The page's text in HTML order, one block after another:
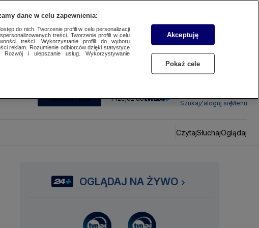
SUBSKRYBUJ Przejdź do
SzukajZaloguj sięMenu
CzytajSłuchajOglądaj
OGLĄDAJ NA ŻYWO
dane w celu zapewnienia:
do nich. Tworzenie profili w celu personalizacji
treści. Tworzenie profili w celu
treści. Wykorzystanie profili do wyboru
reklam. Rozumienie odbiorców dzięki statystyce
i ulepszanie usług. Wykorzystywanie
Akceptuję
Pokaż cele